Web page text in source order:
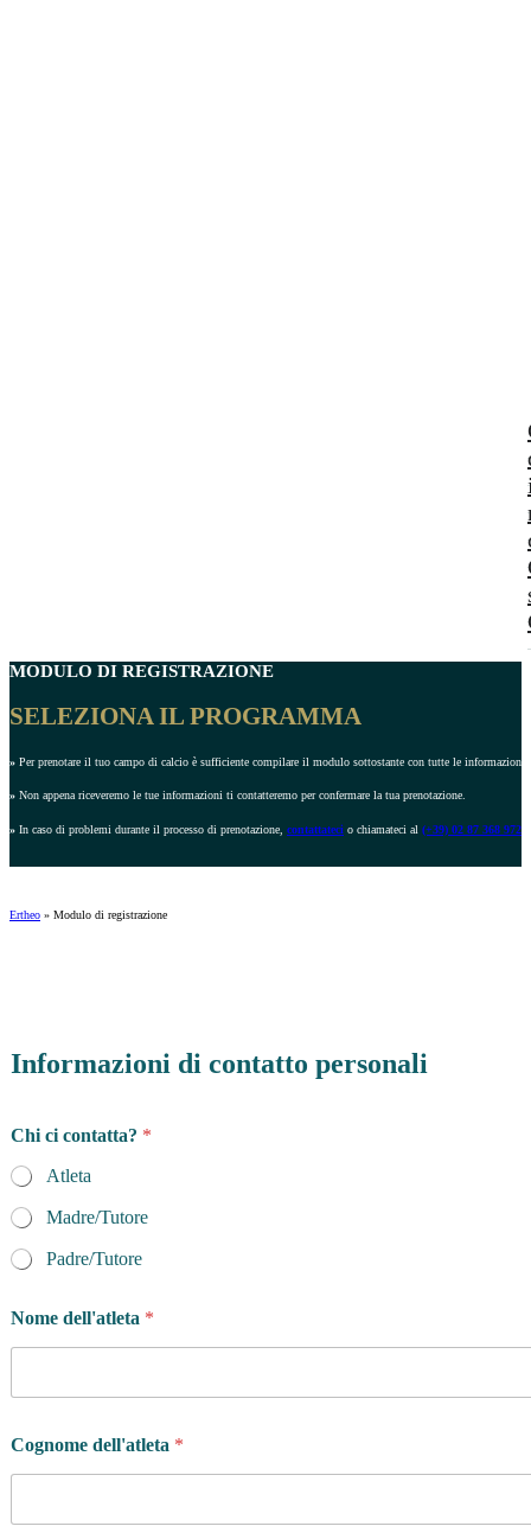
MODULO DI REGISTRAZIONE
SELEZIONA IL PROGRAMMA
» Per prenotare il tuo campo di calcio è sufficiente compilare il modulo sottostante con tutte le informazioni
» Non appena riceveremo le tue informazioni ti contatteremo per confermare la tua prenotazione.
» In caso di problemi durante il processo di prenotazione, contattateci o chiamateci al (+39) 02 87 368 972
Ertheo » Modulo di registrazione
Informazioni di contatto personali
e
*
P
a
e
s
Chi ci contatta? *
Atleta
Madre/Tutore
Padre/Tutore
Nome dell'atleta *
Cognome dell'atleta *